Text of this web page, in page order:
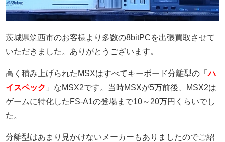
茨城県筑西市のお客様より多数の8bitPCを出張買取させて
いただきました。ありがとうございます。
高く積み上げられたMSXはすべてキーボード分離型の「ハ
イスペック 」なMSX2です。当時MSXが5万前後、MSX2は
ゲームに特化したFS-A1の登場まで10～20万円くらいでし
た。
分離型はあまり見かけないメーカーもありましたのでご紹